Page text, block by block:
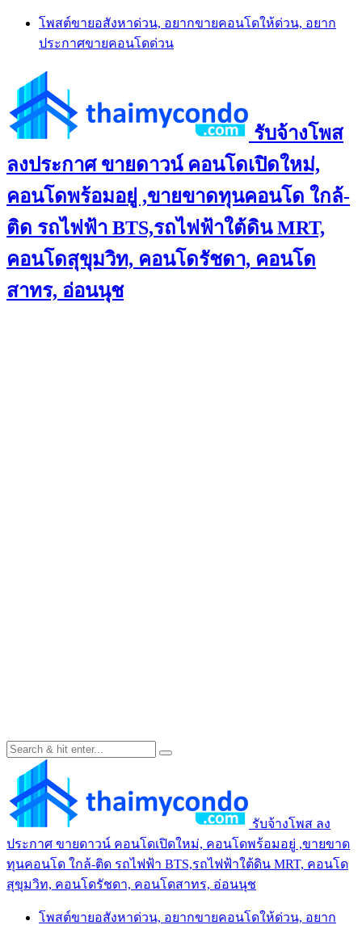
Skip
content
โพสต์ขายอสังหาด่วน, อยากขายคอนโดให้ด่วน, อยาก
ประกาศขายคอนโดด่วน
รับจ้างโพส
ลงประกาศ ขายดาวน์ คอนโดเปิดใหม่,
คอนโดพร้อมอยู่ ,ขายขาดทุนคอนโด ใกล้-
ติด รถไฟฟ้า BTS,รถไฟฟ้าใต้ดิน MRT,
คอนโดสุขุมวิท, คอนโดรัชดา, คอนโด
สาทร, อ่อนนุช
รับจ้างโพส ลง
ประกาศ ขายดาวน์ คอนโดเปิดใหม่, คอนโดพร้อมอยู่ ,ขายขาด
ทุนคอนโด ใกล้-ติด รถไฟฟ้า BTS,รถไฟฟ้าใต้ดิน MRT, คอนโด
สุขุมวิท, คอนโดรัชดา, คอนโดสาทร, อ่อนนุช
โพสต์ขายอสังหาด่วน, อยากขายคอนโดให้ด่วน, อยาก